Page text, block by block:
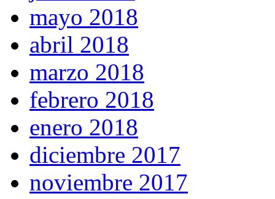
mayo 2018
abril 2018
marzo 2018
febrero 2018
enero 2018
diciembre 2017
noviembre 2017